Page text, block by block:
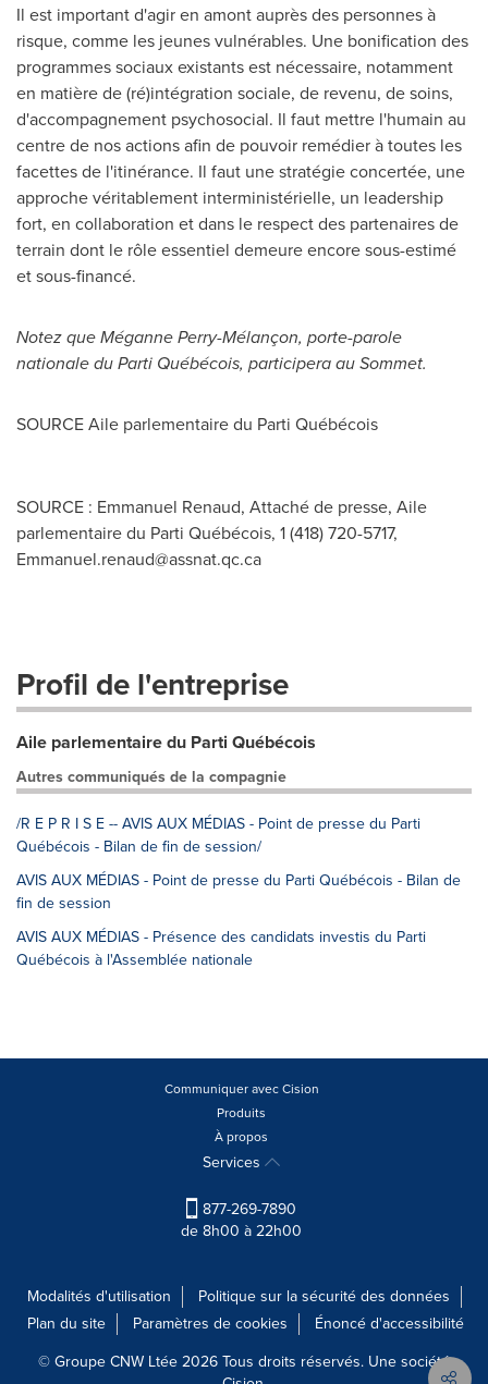
Il est important d'agir en amont auprès des personnes à
risque, comme les jeunes vulnérables. Une bonification des
programmes sociaux existants est nécessaire, notamment
en matière de (ré)intégration sociale, de revenu, de soins,
d'accompagnement psychosocial. Il faut mettre l'humain au
centre de nos actions afin de pouvoir remédier à toutes les
facettes de l'itinérance. Il faut une stratégie concertée, une
approche véritablement interministérielle, un leadership
fort, en collaboration et dans le respect des partenaires de
terrain dont le rôle essentiel demeure encore sous-estimé
et sous-financé.
Notez que Méganne Perry-Mélançon, porte-parole
nationale du Parti Québécois, participera au Sommet.
SOURCE Aile parlementaire du Parti Québécois
SOURCE : Emmanuel Renaud, Attaché de presse, Aile
parlementaire du Parti Québécois, 1 (418) 720-5717,
Emmanuel.renaud@assnat.qc.ca
Profil de l'entreprise
Aile parlementaire du Parti Québécois
Autres communiqués de la compagnie
/R E P R I S E -- AVIS AUX MÉDIAS - Point de presse du Parti
Québécois - Bilan de fin de session/
AVIS AUX MÉDIAS - Point de presse du Parti Québécois - Bilan de
fin de session
AVIS AUX MÉDIAS - Présence des candidats investis du Parti
Québécois à l'Assemblée nationale
Communiquer avec Cision
Produits
À propos
Services
877-269-7890
de 8h00 à 22h00
Modalités d'utilisation
Politique sur la sécurité des données
Plan du site
Paramètres de cookies
Énoncé d'accessibilité
© Groupe CNW Ltée 2026 Tous droits réservés. Une société